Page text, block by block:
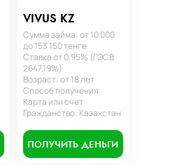
VIVUS KZ
Сумма займа: от 10 000
до 153 150 тенге
Ставка от 0,95% (ГЭСВ
2647.19%)
Возраст: от 18 лет
Способ получения:
Карта или счет
Гражданство: Казахстан
ПОЛУЧИТЬ ДЕНЬГИ